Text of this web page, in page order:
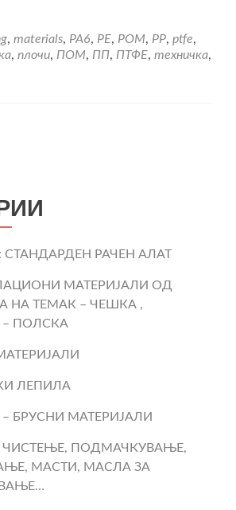
, materials, PA6, PE, POM, PP, ptfe,
, плочи, ПОМ, ПП, ПТФЕ, техничка,
СТАНДАРДЕН РАЧЕН АЛАТ
МАТЕРИЈАЛИ ОД
НА ТЕМАК – ЧЕШКА ,
– ПОЛСКА
ЛЕПИЛА
БРУСНИ МАТЕРИЈАЛИ
ЧИСТЕЊЕ, ПОДМАЧКУВАЊЕ,
МАСТИ, МАСЛА ЗА